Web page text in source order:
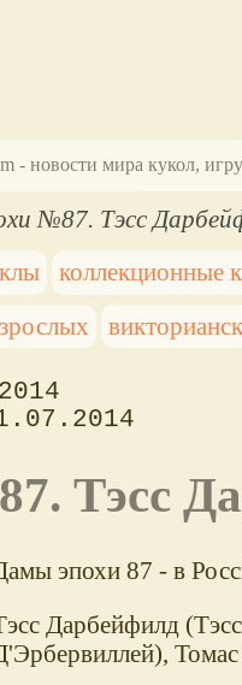
- новости мира кукол,
№87. Тэсс
коллекционные
Тэсс
эпохи 87 - в
Дарбейфилд